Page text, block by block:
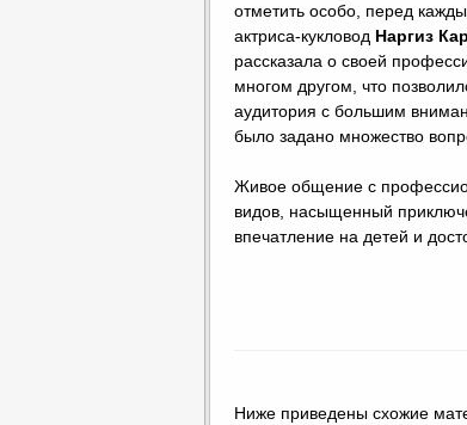
отметить особо, перед
актриса-кукловод Наргиз
рассказала о своей
многом другом, что
аудитория с большим
было задано множество
Живое общение с
видов, насыщенный
впечатление на детей и
Ниже приведены схожие